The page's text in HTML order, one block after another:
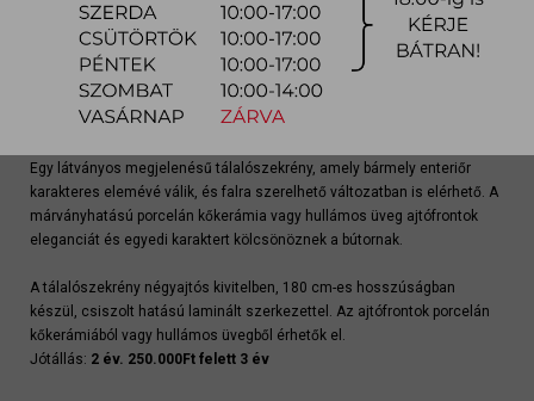
Szállítás, szerelés díjtáblázat (országos)
Egy látványos megjelenésű tálalószekrény, amely bármely enteriőr
karakteres elemévé válik, és falra szerelhető változatban is elérhető. A
márványhatású porcelán kőkerámia vagy hullámos üveg ajtófrontok
eleganciát és egyedi karaktert kölcsönöznek a bútornak.
A tálalószekrény négyajtós kivitelben, 180 cm-es hosszúságban
készül, csiszolt hatású laminált szerkezettel. Az ajtófrontok porcelán
kőkerámiából vagy hullámos üvegből érhetők el.
Jótállás: 2 év. 250.000Ft felett 3 év